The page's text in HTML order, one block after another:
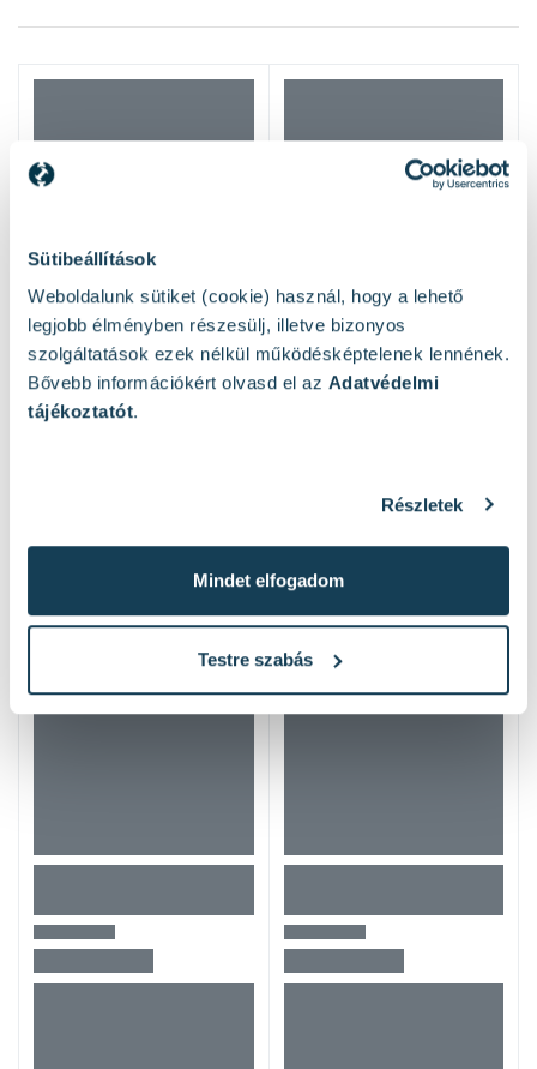
Sütibeállítások
Weboldalunk sütiket (cookie) használ, hogy a lehető
legjobb élményben részesülj, illetve bizonyos
szolgáltatások ezek nélkül működésképtelenek lennének.
Bővebb információkért olvasd el az Adatvédelmi
tájékoztatót.
Részletek
Mindet elfogadom
Testre szabás
Mások ezeket nézték